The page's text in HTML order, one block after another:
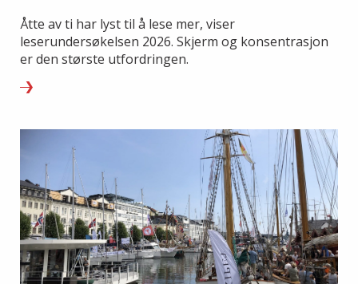
Åtte av ti har lyst til å lese mer, viser
leserundersøkelsen 2026. Skjerm og konsentrasjon
er den største utfordringen.